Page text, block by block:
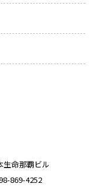
命那覇ビル
869-4252